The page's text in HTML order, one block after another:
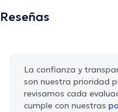
Reseñas
La confianza y
son nuestra prioridad
revisamos cada
cumple con nuestras